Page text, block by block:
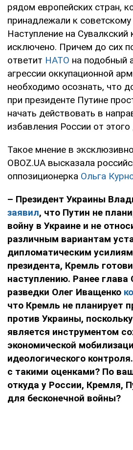
рядом европейских стран,
принадлежали к
Наступление на Сувалкский
исключено. Причем до сих
ответит НАТО на подобный
агрессии оккупационной
необходимо осознать, что
при президенте Путине
начать действовать в
избавления России от
Такое мнение в
OBOZ.UA высказала
оппозиционерка Ольга
– Президент Украины
заявил, что Путин не
войну в Украине и не
различным вариантам
дипломатическим
президента, Кремль
наступлению. Ранее
разведки Олег Иващенко
что Кремль не планирует
против Украины,
является инструментом
экономической
идеологического
с такими оценками? По
откуда у России, Кремля,
для бесконечной войны?